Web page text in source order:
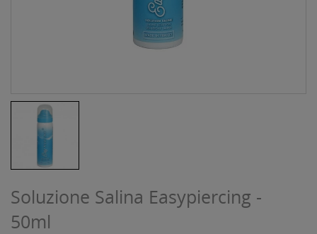
Soluzione Salina Easypiercing -
50ml